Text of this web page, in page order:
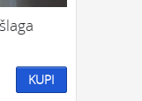
KUPI